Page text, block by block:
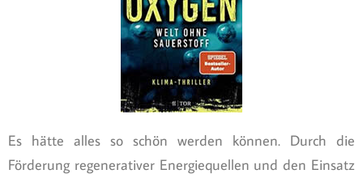
Es hätte alles so schön werden können. Durch die
Förderung regenerativer Energiequellen und den Einsatz